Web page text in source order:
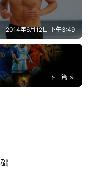
2014年6月12日 下午3:49
下一篇